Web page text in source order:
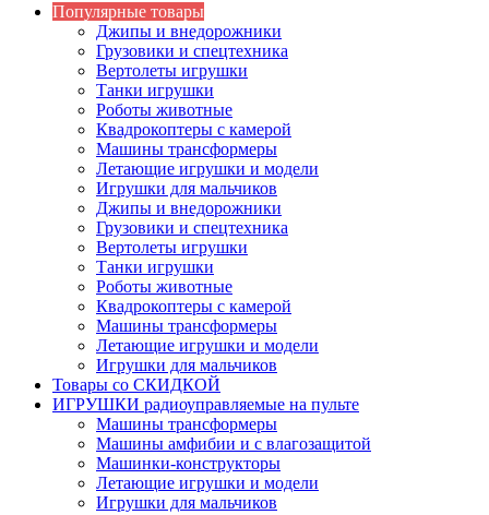
Популярные товары
Джипы и внедорожники
Грузовики и спецтехника
Вертолеты игрушки
Танки игрушки
Роботы животные
Квадрокоптеры с камерой
Машины трансформеры
Летающие игрушки и модели
Игрушки для мальчиков
Джипы и внедорожники
Грузовики и спецтехника
Вертолеты игрушки
Танки игрушки
Роботы животные
Квадрокоптеры с камерой
Машины трансформеры
Летающие игрушки и модели
Игрушки для мальчиков
Товары со СКИДКОЙ
ИГРУШКИ радиоуправляемые на пульте
Машины трансформеры
Машины амфибии и с влагозащитой
Машинки-конструкторы
Летающие игрушки и модели
Игрушки для мальчиков